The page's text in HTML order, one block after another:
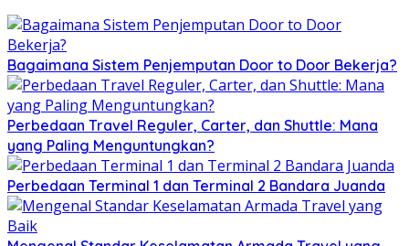
Bagaimana Sistem Penjemputan Door to Door Bekerja?
Perbedaan Travel Reguler, Carter, dan Shuttle: Mana
yang Paling Menguntungkan?
Perbedaan Terminal 1 dan Terminal 2 Bandara Juanda